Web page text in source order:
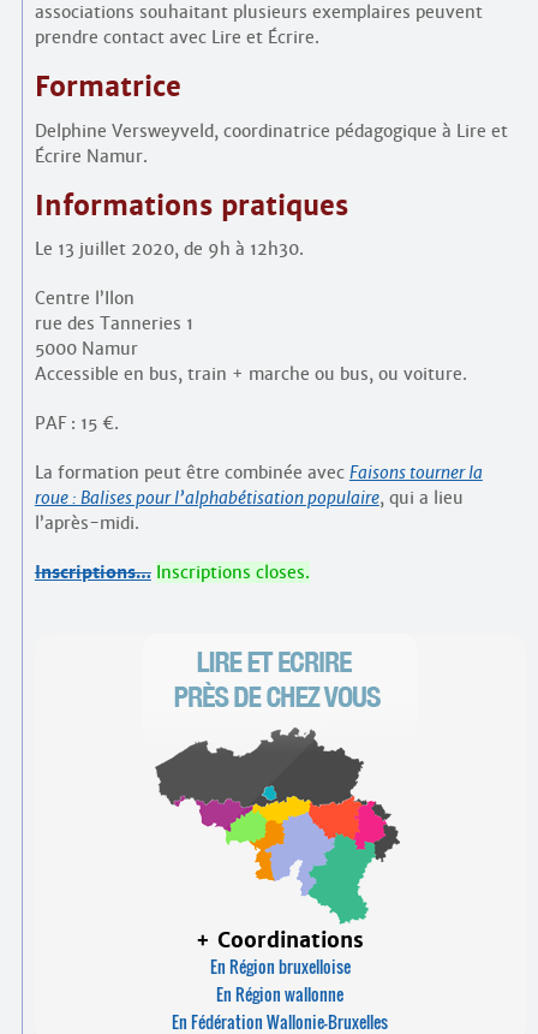
associations souhaitant plusieurs exemplaires peuvent
prendre contact avec Lire et Écrire.
Formatrice
Delphine Versweyveld, coordinatrice pédagogique à Lire et
Écrire Namur.
Informations pratiques
Le 13 juillet 2020, de 9h à 12h30.
Centre l’Ilon
rue des Tanneries 1
5000 Namur
Accessible en bus, train + marche ou bus, ou voiture.
PAF : 15 €.
La formation peut être combinée avec Faisons tourner la
roue : Balises pour l’alphabétisation populaire, qui a lieu
l’après-midi.
Inscriptions… Inscriptions closes.
+ Coordinations
En Région bruxelloise
En Région wallonne
En Fédération Wallonie-Bruxelles